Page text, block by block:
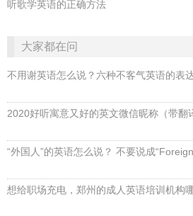
听歌学英语的正确方法
大家都在问
不用谢英语怎么说？六种不客气英语的表达
2020好听寓意又好的英文微信昵称（带翻
“外国人”的英语怎么说？ 不要说成